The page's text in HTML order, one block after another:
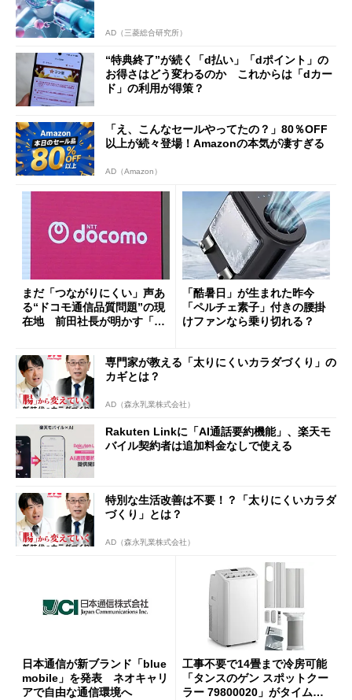
AD（三菱総合研究所）
“特典終了”が続く「d払い」「dポイント」の
お得さはどう変わるのか これからは「dカー
ド」の利用が得策？
「え、こんなセールやってたの？」80％OFF
以上が続々登場！Amazonの本気が凄すぎる
AD（Amazon）
まだ「つながりにくい」声あ
る“ドコモ通信品質問題”の現
在地 前田社長が明かす「道
「酷暑日」が生まれた昨今
「ペルチェ素子」付きの腰掛
けファンなら乗り切れる？
専門家が教える「太りにくいカラダづくり」の
カギとは？
AD（森永乳業株式会社）
Rakuten Linkに「AI通話要約機能」、楽天モ
バイル契約者は追加料金なしで使える
特別な生活改善は不要！？「太りにくいカラダ
づくり」とは？
AD（森永乳業株式会社）
日本通信が新ブランド「blue
mobile」を発表 ネオキャリ
アで自由な通信環境へ
工事不要で14畳まで冷房可能
「タンスのゲン スポットクー
ラー 79800020」がタイムセ